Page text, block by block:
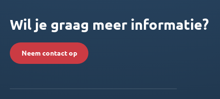
Wil je graag meer informatie?
Neem contact op